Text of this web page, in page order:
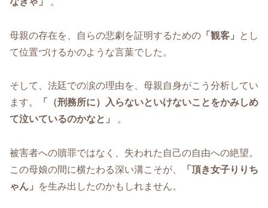
母親の存在を、自らの悲劇を証明するための 「観客」
とし
て位置づけるかのような言葉でした。
そして、法廷での涙の理由を、母親自身がこう分析してい
ます。
「（刑務所に）入らないといけないことをかみしめ
て泣いているのかなと」
。
被害者への贖罪ではなく、失われた自己の自由への絶望。
この母娘の間に横たわる深い溝こそが、
「頂き女子りりち
ゃん」
を生み出したのかもしれません。